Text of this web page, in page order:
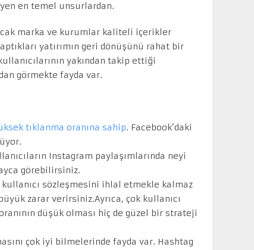
en temel unsurlardan.
marka ve kurumlar kaliteli içerikler
yatırımın geri dönüşünü rahat bir
yakından takip ettiği
görmekte fayda var.
tıklanma oranına sahip. Facebook’daki
Instagram paylaşımlarında neyi
görebilirsiniz.
kullanıcı sözleşmesini ihlal etmekle kalmaz
zarar verirsiniz.Ayrıca, çok kullanıcı
düşük olması hiç de güzel bir strateji
çok iyi bilmelerinde fayda var. Hashtag